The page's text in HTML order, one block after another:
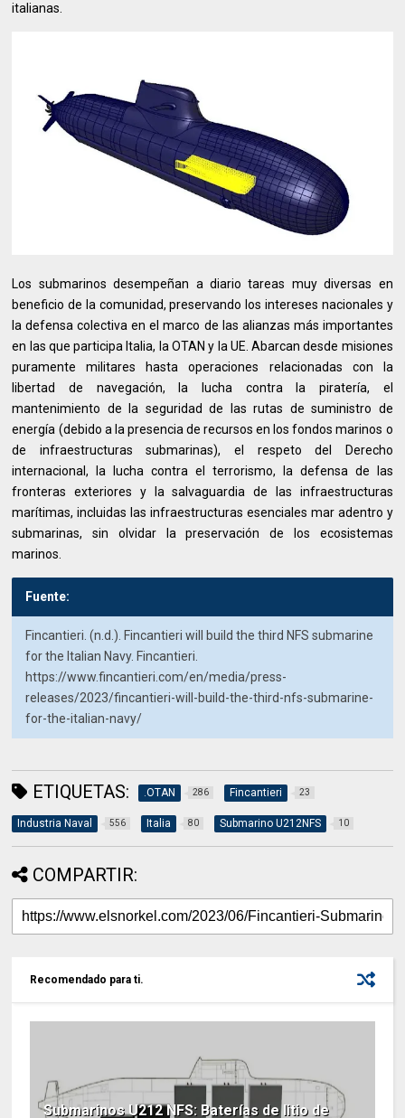
italianas.
Los submarinos desempeñan a diario tareas muy diversas en
beneficio de la comunidad, preservando los intereses nacionales y
la defensa colectiva en el marco de las alianzas más importantes
en las que participa Italia, la OTAN y la UE. Abarcan desde misiones
puramente militares hasta operaciones relacionadas con la
libertad de navegación, la lucha contra la piratería, el
mantenimiento de la seguridad de las rutas de suministro de
energía (debido a la presencia de recursos en los fondos marinos o
de infraestructuras submarinas), el respeto del Derecho
internacional, la lucha contra el terrorismo, la defensa de las
fronteras exteriores y la salvaguardia de las infraestructuras
marítimas, incluidas las infraestructuras esenciales mar adentro y
submarinas, sin olvidar la preservación de los ecosistemas
marinos.
Fuente:
Fincantieri. (n.d.). Fincantieri will build the third NFS submarine
for the Italian Navy. Fincantieri.
https://www.fincantieri.com/en/media/press-
releases/2023/fincantieri-will-build-the-third-nfs-submarine-
for-the-italian-navy/
ETIQUETAS: .OTAN 286 Fincantieri 23
Industria Naval 556 Italia 80 Submarino U212NFS 10
COMPARTIR:
Recomendado para ti.
Submarinos U212 NFS: Baterías de litio de